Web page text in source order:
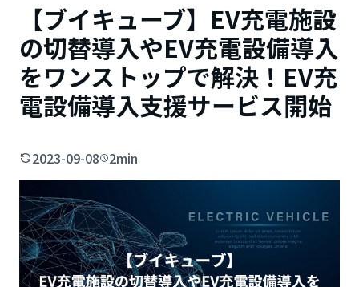
エッジ
LPWA
DaaS
IaaS
ビッグデータ
MNO
MVNO
スマート漁業
決！EV充電設備導入支援サービス開始
【ブイキューブ】EV充電施設
の切替導入やEV充電設備導入
をワンストップで解決！EV充
電設備導入支援サービス開始
2023-09-08 2min